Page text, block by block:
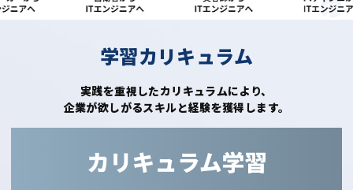
学習カリキュラム
実践を重視したカリキュラムにより、
企業が欲しがるスキルと経験を獲得します。